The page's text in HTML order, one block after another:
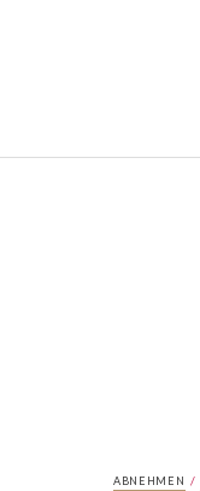
ABNEHMEN /